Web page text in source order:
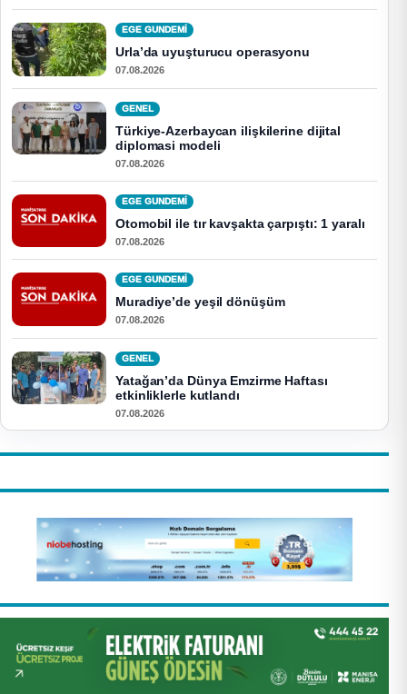
EGE GUNDEMİ
Urla’da uyuşturucu operasyonu
07.08.2026
GENEL
Türkiye-Azerbaycan ilişkilerine dijital
diplomasi modeli
07.08.2026
EGE GUNDEMİ
Otomobil ile tır kavşakta çarpıştı: 1 yaralı
07.08.2026
EGE GUNDEMİ
Muradiye’de yeşil dönüşüm
07.08.2026
GENEL
Yatağan’da Dünya Emzirme Haftası
etkinliklerle kutlandı
07.08.2026